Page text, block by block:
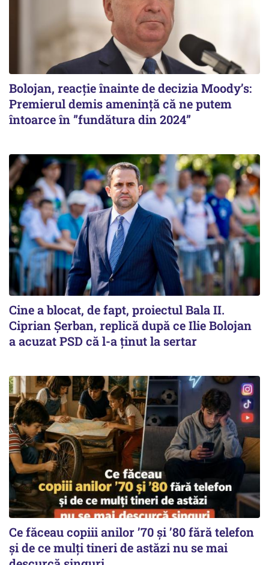
Bolojan, reacție înainte de decizia Moody’s:
Premierul demis amenință că ne putem
întoarce în ”fundătura din 2024”
Cine a blocat, de fapt, proiectul Bala II.
Ciprian Șerban, replică după ce Ilie Bolojan
a acuzat PSD că l-a ținut la sertar
Ce făceau copiii anilor ’70 și ’80 fără telefon
și de ce mulți tineri de astăzi nu se mai